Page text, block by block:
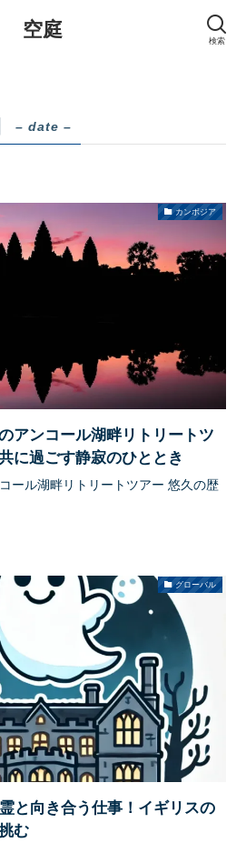
空庭 検索
– date –
カンボジア
アンコール湖畔リトリートツ
に過ごす静寂のひととき
ール湖畔リトリートツアー 悠久の歴
グローバル
と向き合う仕事！イギリスの
む